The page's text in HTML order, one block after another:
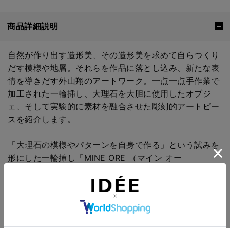
商品詳細説明
自然が作り出す造形美、その造形美を求めて自らつくり
だす模様や地層。それらを作品に落とし込み、新たな表
情を導きだす外山翔のアートワーク。一点一点手作業で
加工された一輪挿し、大理石を大胆に使用したオブジ
ェ、そして実験的に素材を融合させた彫刻的アートピー
スを紹介します。
「大理石の模様やパターンを自身で作る」という試みを
形にした一輪挿し「MINE ORE （マイン オー
ち、地層や模様を自分なりに出してみようと作り出し
た、外山氏の石好きが高じて生まれたアイテムです。
2020年9月にパリで行われたエキシビジョン